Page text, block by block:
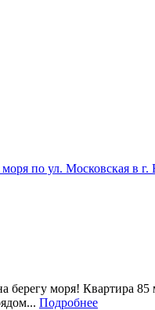
по ул. Московская в г.
моря! Квартира
Подробнее